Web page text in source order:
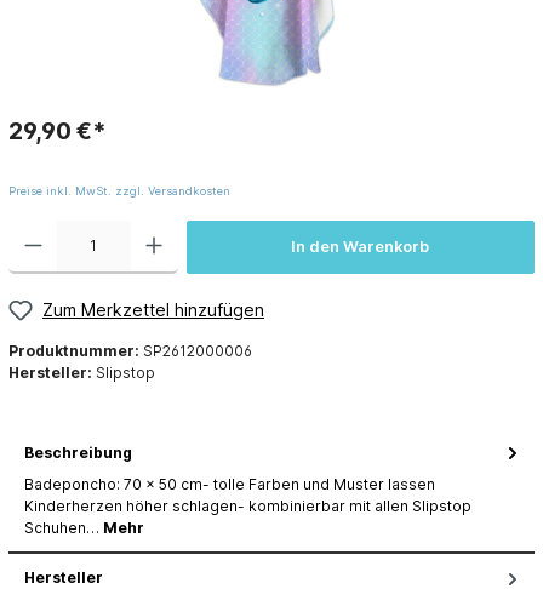
29,90 €*
Preise inkl. MwSt. zzgl. Versandkosten
In den Warenkorb
Zum Merkzettel hinzufügen
Produktnummer: SP2612000006
Hersteller: Slipstop
Beschreibung
Badeponcho: 70 x 50 cm- tolle Farben und Muster lassen
Kinderherzen höher schlagen- kombinierbar mit allen Slipstop
Schuhen… Mehr
Hersteller